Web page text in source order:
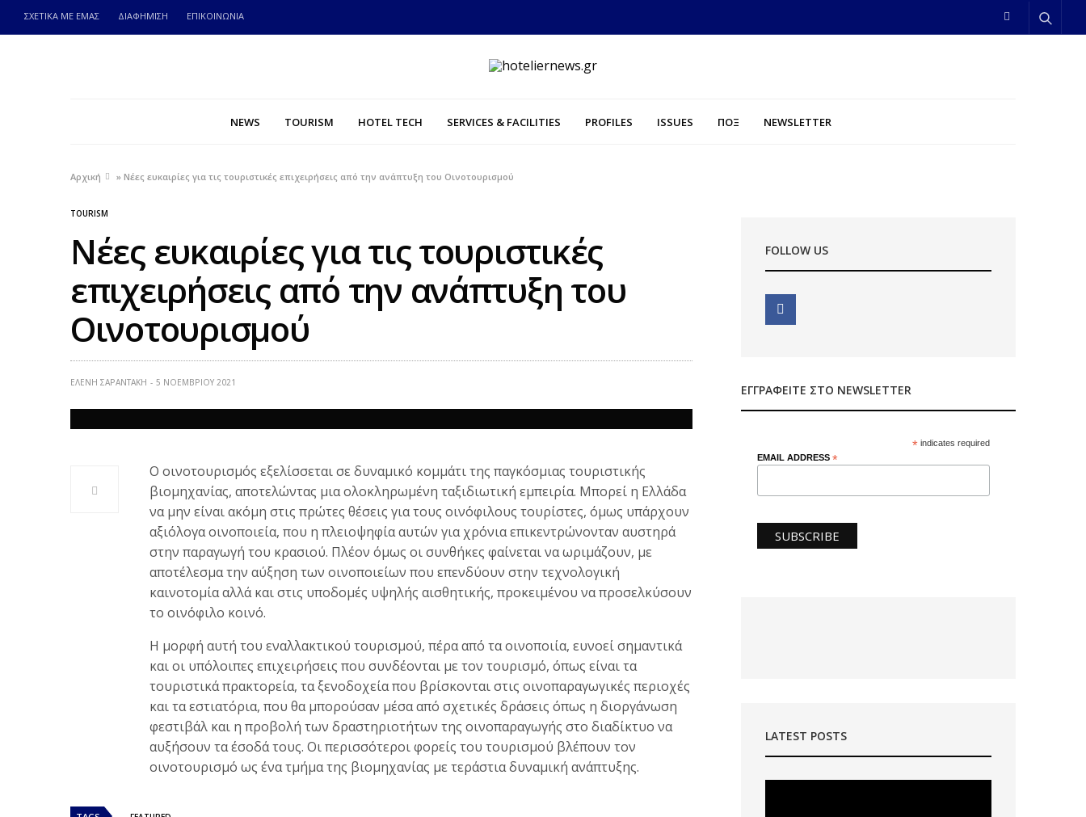
ΣΧΕΤΙΚΑ ΜΕ ΕΜΑΣ ΔΙΑΦΗΜΙΣΗ ΕΠΙΚΟΙΝΩΝΙΑ
NEWS TOURISM HOTEL TECH SERVICES & FACILITIES PROFILES ISSUES ΠΟΞ NEWSLETTER
Αρχική »Νέες ευκαιρίες για τις τουριστικές επιχειρήσεις από την ανάπτυξη του Οινοτουρισμού
TOURISM
Νέες ευκαιρίες για τις τουριστικές
επιχειρήσεις από την ανάπτυξη του
Οινοτουρισμού
ΕΛΕΝΗ ΣΑΡΑΝΤΑΚΗ 5 ΝΟΕΜΒΡΊΟΥ 2021
Ο οινοτουρισμός εξελίσσεται σε δυναμικό κομμάτι της παγκόσμιας τουριστικής
βιομηχανίας, αποτελώντας μια ολοκληρωμένη ταξιδιωτική εμπειρία. Μπορεί η Ελλάδα
να μην είναι ακόμη στις πρώτες θέσεις για τους οινόφιλους τουρίστες, όμως υπάρχουν
αξιόλογα οινοποιεία, που η πλειοψηφία αυτών για χρόνια επικεντρώνονταν αυστηρά
στην παραγωγή του κρασιού. Πλέον όμως οι συνθήκες φαίνεται να ωριμάζουν, με
αποτέλεσμα την αύξηση των οινοποιείων που επενδύουν στην τεχνολογική
καινοτομία αλλά και στις υποδομές υψηλής αισθητικής, προκειμένου να προσελκύσουν
το οινόφιλο κοινό.
Η μορφή αυτή του εναλλακτικού τουρισμού, πέρα από τα οινοποιία, ευνοεί σημαντικά
και οι υπόλοιπες επιχειρήσεις που συνδέονται με τον τουρισμό, όπως είναι τα
τουριστικά πρακτορεία, τα ξενοδοχεία που βρίσκονται στις οινοπαραγωγικές περιοχές
και τα εστιατόρια, που θα μπορούσαν μέσα από σχετικές δράσεις όπως η διοργάνωση
φεστιβάλ και η προβολή των δραστηριοτήτων της οινοπαραγωγής στο διαδίκτυο να
αυξήσουν τα έσοδά τους. Οι περισσότεροι φορείς του τουρισμού βλέπουν τον
οινοτουρισμό ως ένα τμήμα της βιομηχανίας με τεράστια δυναμική ανάπτυξης.
FOLLOW US
ΕΓΓΡΑΦΕΊΤΕ ΣΤΟ NEWSLETTER
* indicates required
EMAIL ADDRESS *
LATEST POSTS